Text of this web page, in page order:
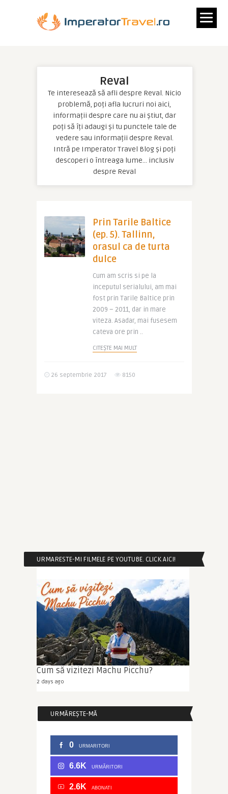
Reval
Te interesează să afli despre Reval. Nicio
problemă, poți afla lucruri noi aici,
informații despre care nu ai știut, dar
poți să îți adaugi și tu punctele tale de
vedere sau informații despre Reval.
Intră pe Imperator Travel Blog și poți
descoperi o întreaga lume… inclusiv
despre Reval
Prin Tarile Baltice
(ep. 5). Tallinn,
orasul ca de turta
dulce
Cum am scris si pe la
inceputul serialului, am mai
fost prin Tarile Baltice prin
2009 – 2011, dar in mare
viteza. Asadar, mai fusesem
cateva ore prin ..
CITEȘTE MAI MULT
26 septembrie 2017 8150
URMARESTE-MI FILMELE PE YOUTUBE. CLICK AICI!
Cum să vizitezi Machu Picchu?
2 days ago
URMĂREȘTE-MĂ
0 URMARITORI
6.6K URMĂRITORI
2.6K ABONATI